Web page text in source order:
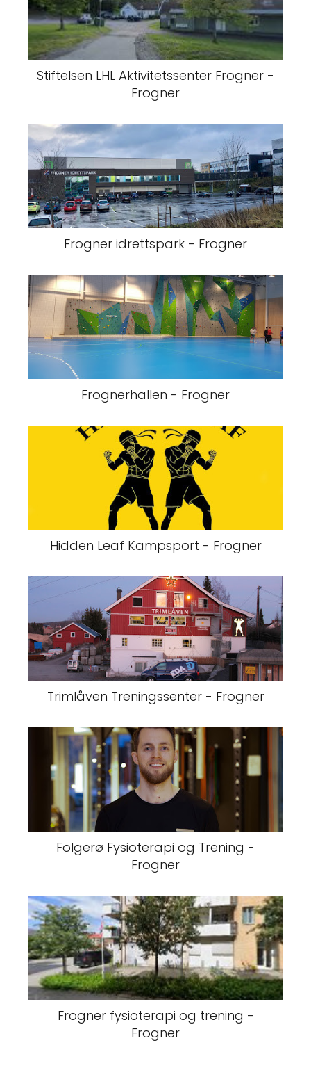
Stiftelsen LHL Aktivitetssenter Frogner -
Frogner
Frogner idrettspark - Frogner
Frognerhallen - Frogner
Hidden Leaf Kampsport - Frogner
Trimlåven Treningssenter - Frogner
Folgerø Fysioterapi og Trening -
Frogner
Frogner fysioterapi og trening -
Frogner